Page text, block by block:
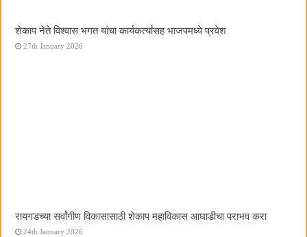
शेकाप नेते विश्वास भगत यांचा कार्यकर्त्यांसह भाजपमध्ये प्रवेश
27th January 2026
रायगडच्या सर्वांगीण विकासासाठी शेकाप महाविकास आघाडीचा पराभव करा
24th January 2026